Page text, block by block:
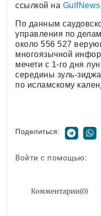
ссылкой на
По данным
управления по
около 556 527
многоязычной
мечети с 1-го дня
середины зуль-
по исламскому
Поделиться:
Войти с помощью:
Комментарии(0)